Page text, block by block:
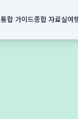
통합 가이드종합 자료실여